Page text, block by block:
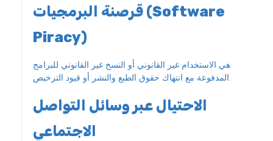
قرصنة البرمجيات (Software
Piracy)
هي الاستخدام غير القانوني أو النسخ غير القانوني للبرامج
المدفوعة مع انتهاك حقوق الطبع والنشر أو قيود الترخيص.
الاحتيال عبر وسائل التواصل
الاجتماعي